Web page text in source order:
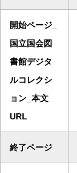
開始ページ_
国立国会図
書館デジタ
ルコレクシ
ョン_本文
URL
終了ページ